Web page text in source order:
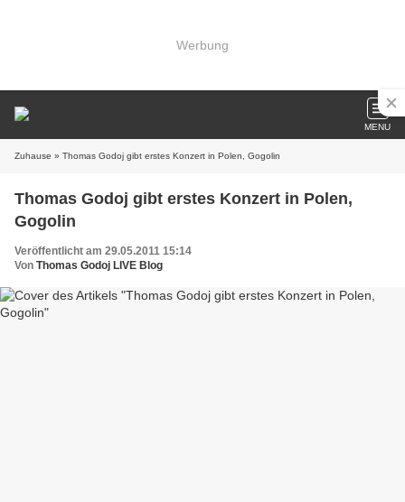
Werbung
MENU
Zuhause » Thomas Godoj gibt erstes Konzert in Polen, Gogolin
Thomas Godoj gibt erstes Konzert in Polen,
Gogolin
Veröffentlicht am 29.05.2011 15:14
Von Thomas Godoj LIVE Blog